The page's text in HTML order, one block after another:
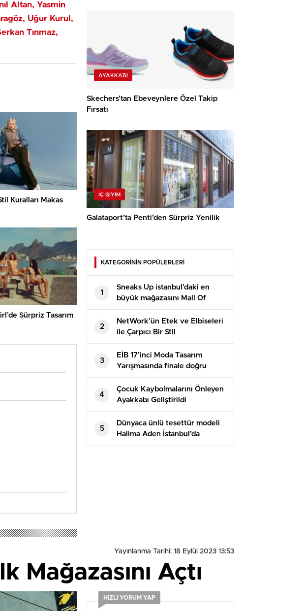
Altan, Yasmin
Uğur Kurul,
Tınmaz,
Kuralları Makas
Sürpriz Tasarım
AYAKKABI
Skechers’tan Ebeveynlere Özel Takip
Fırsatı
İÇ GIYIM
Galataport’ta Penti’den Sürpriz Yenilik
KATEGORİNİN POPÜLERLERİ
1
Sneaks Up istanbul’daki en
büyük mağazasını Mall Of
İstanbul’da açtı
2
NetWork’ün Etek ve Elbiseleri
ile Çarpıcı Bir Stil
3
EİB 17’inci Moda Tasarım
Yarışmasında finale doğru
4
Çocuk Kaybolmalarını Önleyen
Ayakkabı Geliştirildi
5
Dünyaca ünlü tesettür modeli
Halima Aden İstanbul’da
podyuma çıktı
Yayınlanma Tarihi: 18 Eylül 2023 13:53
Mağazasını Açtı
HIZLI YORUM YAP